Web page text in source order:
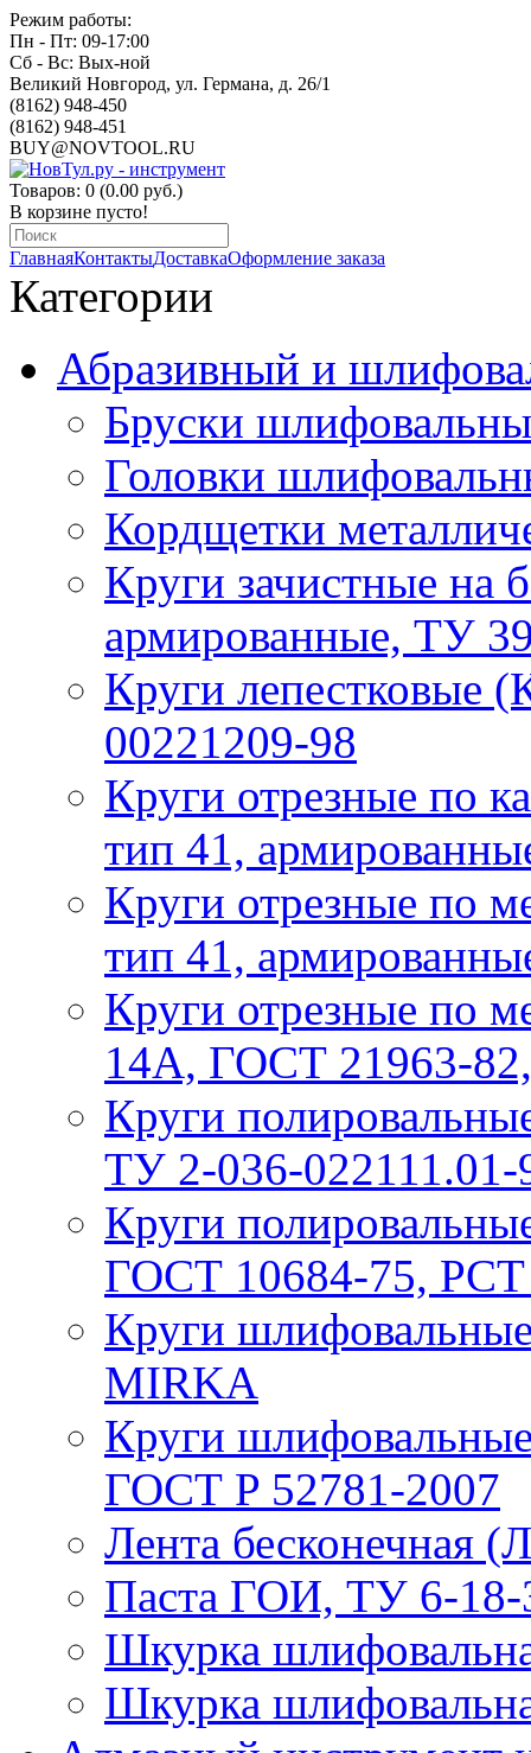
Режим работы:
Пн - Пт: 09-17:00
Сб - Вс: Вых-ной
Великий Новгород, ул. Германа, д. 26/1
(8162) 948-450
(8162) 948-451
BUY@NOVTOOL.RU
Товаров: 0 (0.00 руб.)
В корзине пусто!
ГлавнаяКонтактыДоставкаОформление заказа
Категории
Абразивный и
Бруски
Головки
Кордщетки
Круги зачистные на
армированные, ТУ
Круги
00221209-98
Круги отрезные по
тип 41,
Круги отрезные по
тип 41,
Круги отрезные по
14А, ГОСТ 21963-
Круги
ТУ 2-036-022111.01-
Круги
ГОСТ 10684-75,
Круги
MIRKA
Круги
ГОСТ P 52781-2007
Лента бесконечная
Паста ГОИ, ТУ 6-18-
Шкурка
Шкурка